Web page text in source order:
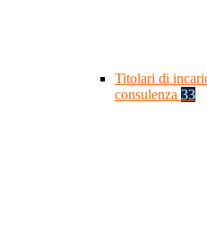
Titolari di
consulenza 33